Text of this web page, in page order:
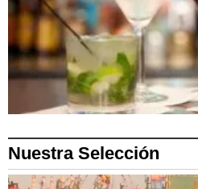
Nuestra Selección